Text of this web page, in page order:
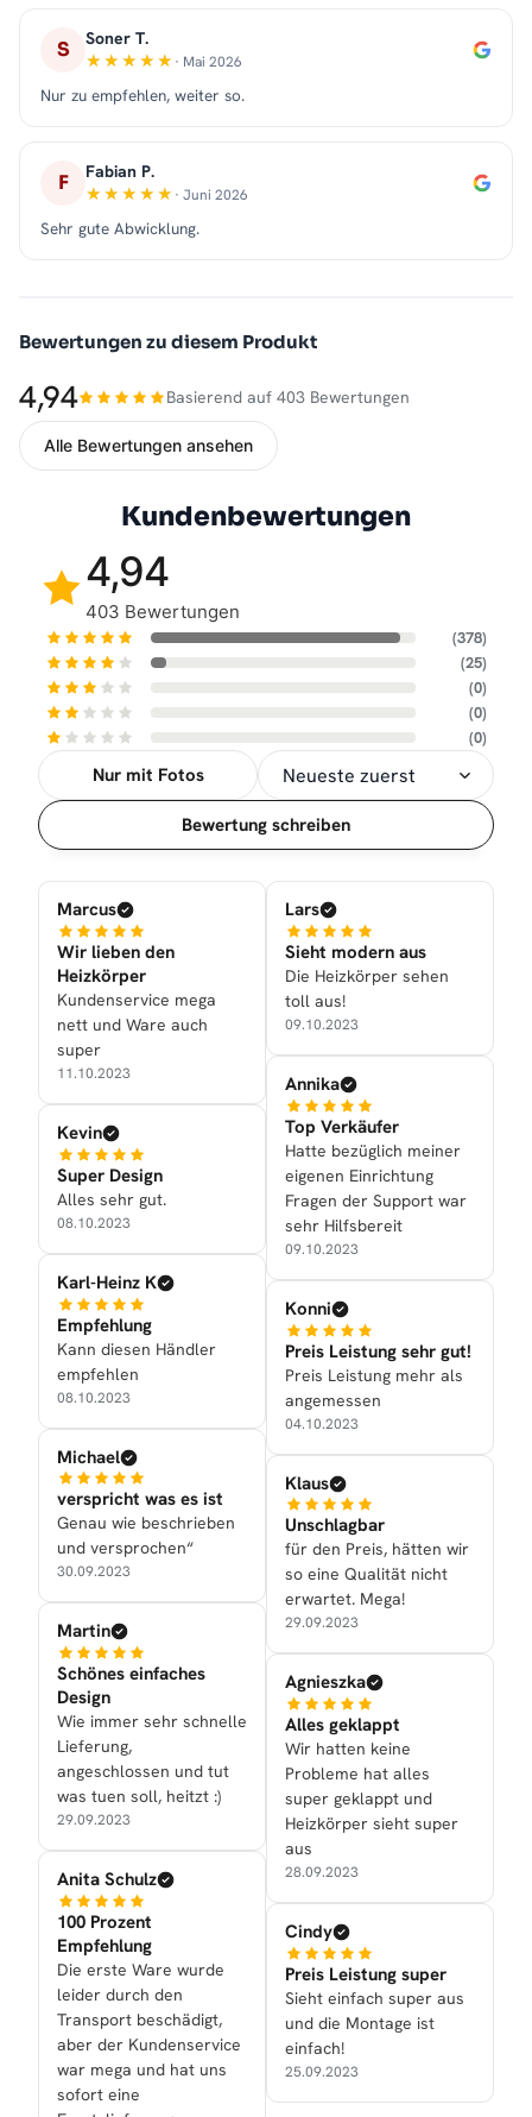
S Soner T.
· Mai 2026
Nur zu empfehlen, weiter so.
F Fabian P.
· Juni 2026
Sehr gute Abwicklung.
Bewertungen zu diesem Produkt
4,94 Basierend auf 403 Bewertungen
Alle Bewertungen ansehen
Kundenbewertungen
4,94
403 Bewertungen
(378)
(25)
(0)
(0)
(0)
Nur mit Fotos
Sortierung
Bewertung schreiben
Marcus
Wir lieben den
Heizkörper
Kundenservice mega
nett und Ware auch
super
11.10.2023
Kevin
Super Design
Alles sehr gut.
08.10.2023
Karl-Heinz K
Empfehlung
Kann diesen Händler
empfehlen
08.10.2023
Michael
verspricht was es ist
Genau wie beschrieben
und versprochen“
30.09.2023
Martin
Schönes einfaches
Design
Wie immer sehr schnelle
Lieferung,
angeschlossen und tut
was tuen soll, heitzt :)
29.09.2023
Anita Schulz
100 Prozent
Empfehlung
Die erste Ware wurde
leider durch den
Transport beschädigt,
aber der Kundenservice
war mega und hat uns
sofort eine
Lars
Sieht modern aus
Die Heizkörper sehen
toll aus!
09.10.2023
Annika
Top Verkäufer
Hatte bezüglich meiner
eigenen Einrichtung
Fragen der Support war
sehr Hilfsbereit
09.10.2023
Konni
Preis Leistung sehr gut!
Preis Leistung mehr als
angemessen
04.10.2023
Klaus
Unschlagbar
für den Preis, hätten wir
so eine Qualität nicht
erwartet. Mega!
29.09.2023
Agnieszka
Alles geklappt
Wir hatten keine
Probleme hat alles
super geklappt und
Heizkörper sieht super
aus
28.09.2023
Cindy
Preis Leistung super
Sieht einfach super aus
und die Montage ist
einfach!
25.09.2023